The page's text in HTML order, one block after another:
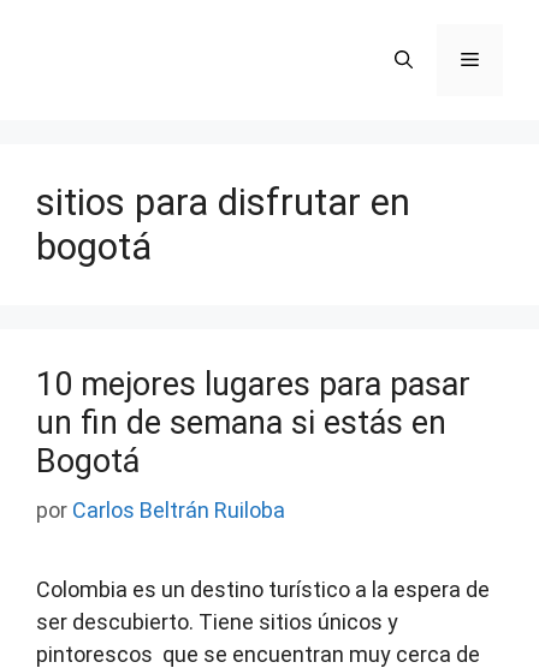
Menú
sitios para disfrutar en
bogotá
10 mejores lugares para pasar
un fin de semana si estás en
Bogotá
por Carlos Beltrán Ruiloba
Colombia es un destino turístico a la espera de
ser descubierto. Tiene sitios únicos y
pintorescos que se encuentran muy cerca de